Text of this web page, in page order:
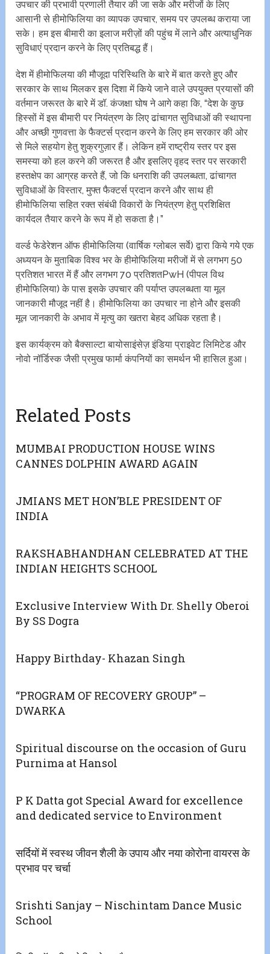
उपचार की प्रभावी प्रणाली तैयार की जा सके और मरीजों के लिए
आसानी से हीमोफिलिया का व्यापक उपचार, समय पर उपलब्ध कराया जा
सके। हम इस बीमारी का इलाज मरीज़ों की पहुंच में लाने और अत्याधुनिक
सुविधाएं प्रदान करने के लिए प्रतिबद्ध हैं।
देश में हीमोफिलया की मौजूदा परिस्थिति के बारे में बात करते हुए और
सरकार के साथ मिलकर इस दिशा में किये जाने वाले उपयुक्त प्रयासों की
वर्तमान जरूरत के बारे में डॉ. कंजक्षा घोष ने आगे कहा कि, “देश के कुछ
हिस्सों में इस बीमारी पर नियंत्रण के लिए ढांचागत सुविधाओं की स्थापना
और अच्छी गुणवत्ता के फैक्टर्स प्रदान करने के लिए हम सरकार की ओर
से मिले सहयोग हेतु शुक्रगुज़ार हैं। लेकिन हमें राष्ट्रीय स्तर पर इस
समस्या को हल करने की जरूरत है और इसलिए वृहद स्तर पर सरकारी
हस्तक्षेप का आग्रह करते हैं, जो कि धनराशि की उपलब्धता, ढांचागत
सुविधाओं के विस्तार, मुफ्त फैक्टर्स प्रदान करने और साथ ही
हीमोफिलिया सहित रक्त संबंधी विकारों के नियंत्रण हेतु प्रशिक्षित
कार्यदल तैयार करने के रूप में हो सकता है।”
वर्ल्ड फेडेरेशन ऑफ हीमोफिलिया (वार्षिक ग्लोबल सर्वे) द्वारा किये गये एक
अध्ययन के मुताबिक विश्व भर के हीमोफिलिया मरीजों में से लगभग 50
प्रतिशत भारत में हैं और लगभग 70 प्रतिशतPwH (पीपल विथ
हीमोफिलिया) के पास इसके उपचार की पर्याप्त उपलब्धता या मूल
जानकारी मौजूद नहीं है। हीमोफिलिया का उपचार ना होने और इसकी
मूल जानकारी के अभाव में मृत्यु का खतरा बेहद अधिक रहता है।
इस कार्यक्रम को बैक्साल्टा बायोसाइंसेज़ इंडिया प्राइवेट लिमिटेड और
नोवो नॉर्डिस्क जैसी प्रमुख फार्मा कंपनियों का समर्थन भी हासिल हुआ।
Related Posts
MUMBAI PRODUCTION HOUSE WINS
CANNES DOLPHIN AWARD AGAIN
JMIANS MET HON’BLE PRESIDENT OF
INDIA
RAKSHABHANDHAN CELEBRATED AT THE
INDIAN HEIGHTS SCHOOL
Exclusive Interview With Dr. Shelly Oberoi
By SS Dogra
Happy Birthday- Khazan Singh
“PROGRAM OF RECOVERY GROUP” –
DWARKA
Spiritual discourse on the occasion of Guru
Purnima at Hansol
P K Datta got Special Award for excellence
and dedicated service to Environment
सर्दियों में स्वस्थ जीवन शैली के उपाय और नया कोरोना वायरस के
प्रभाव पर चर्चा
Srishti Sanjay – Nischintam Dance Music
School